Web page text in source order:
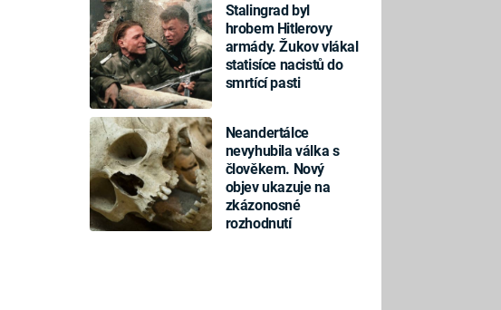
Stalingrad byl
hrobem Hitlerovy
armády. Žukov vlákal
statisíce nacistů do
smrtící pasti
Neandertálce
nevyhubila válka s
člověkem. Nový
objev ukazuje na
zkázonosné
rozhodnutí